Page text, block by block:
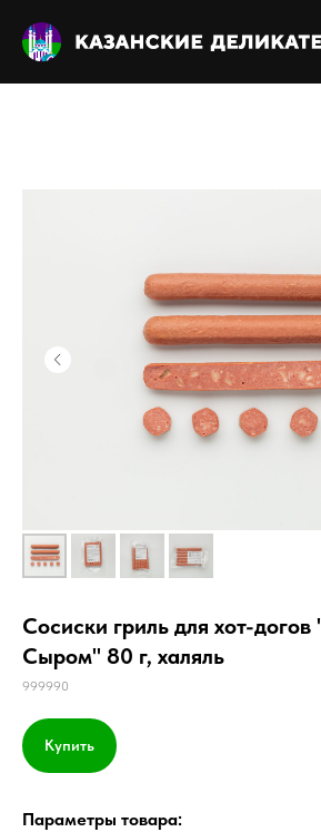
Сосиски гриль для хот-
Сыром" 80 г, халяль
999990
Купить
Параметры товара: